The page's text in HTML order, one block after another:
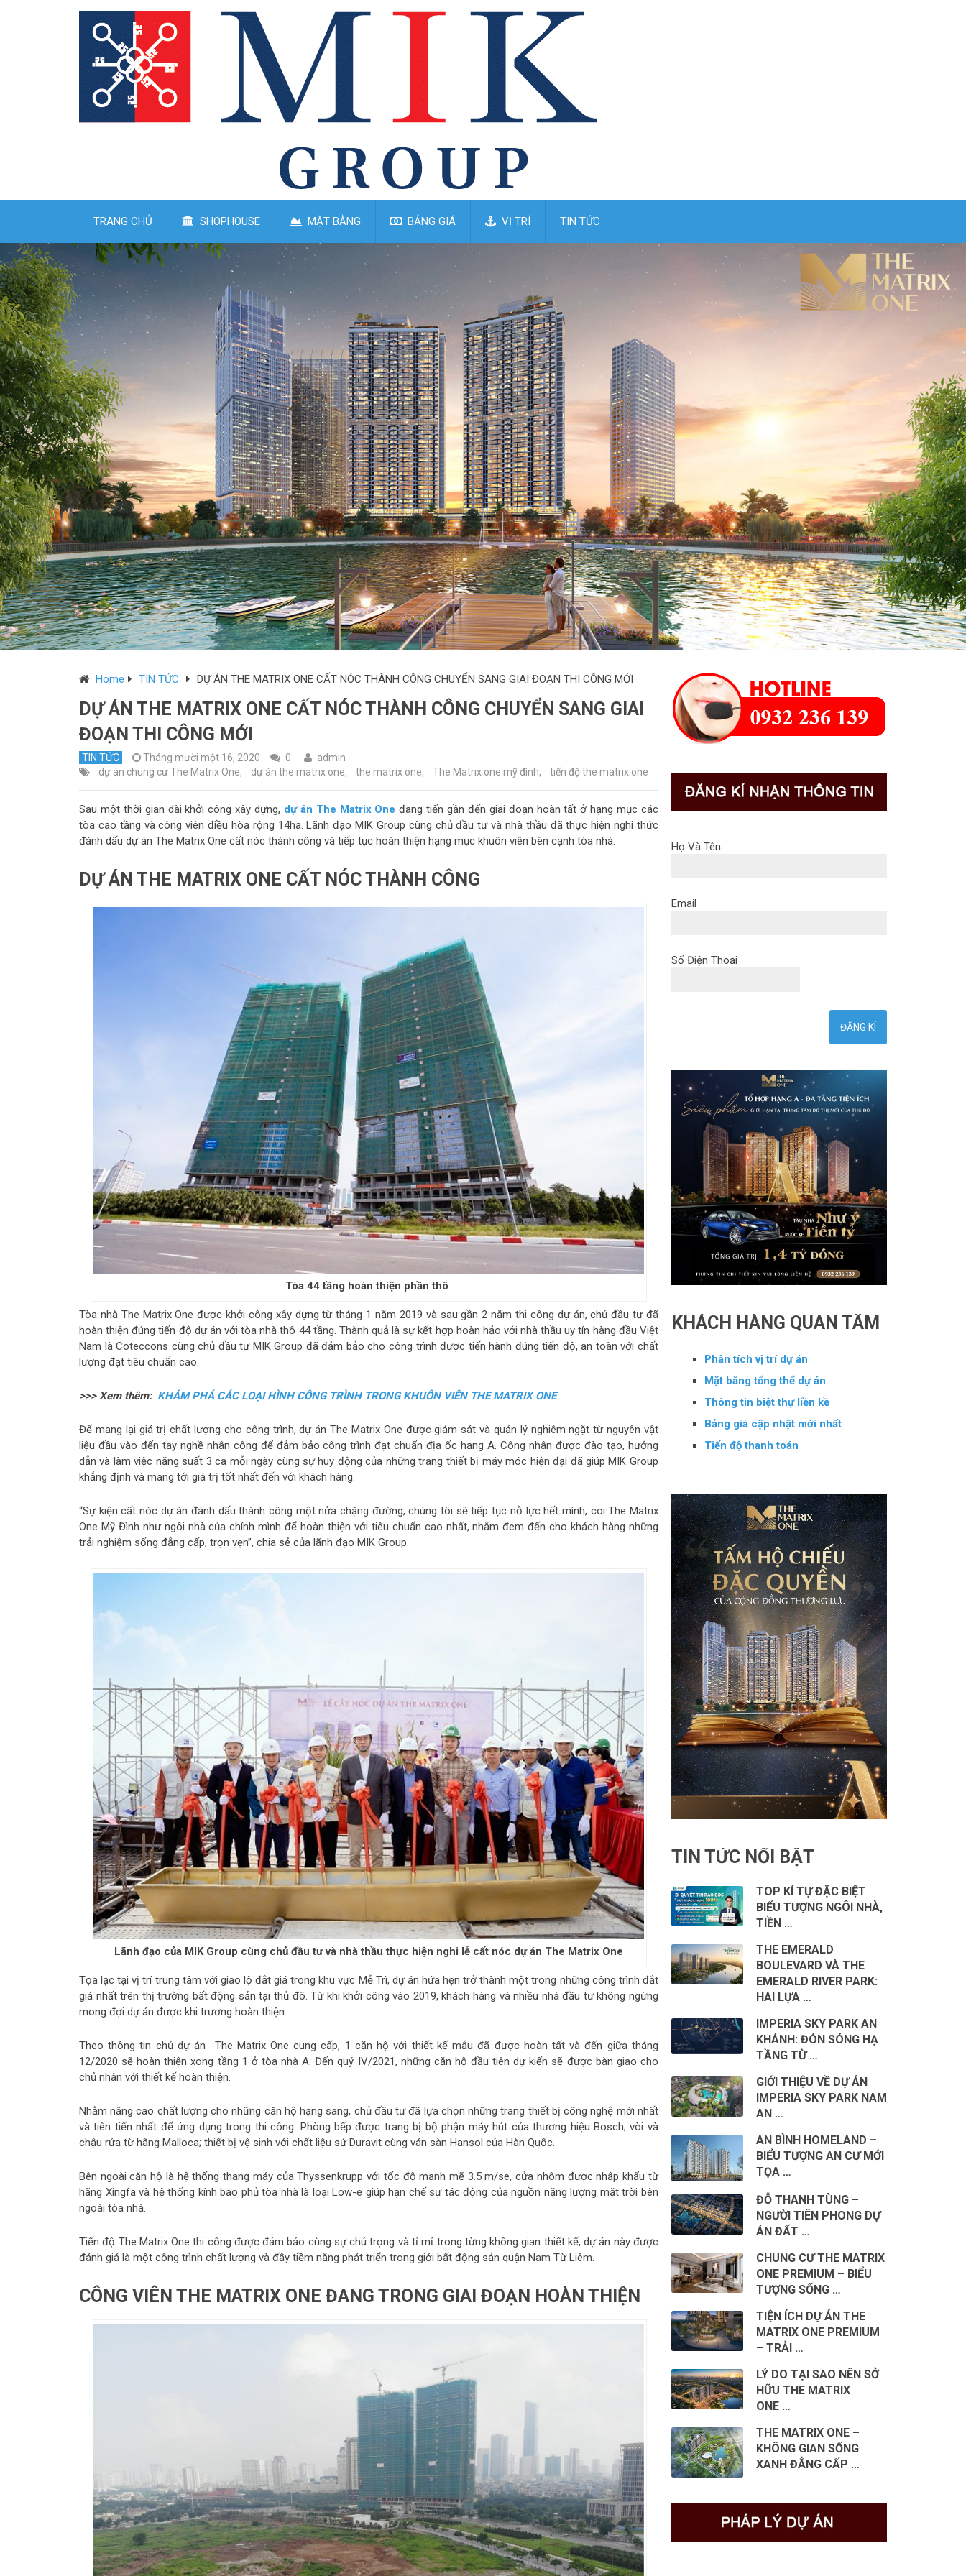
TRANG CHỦ SHOPHOUSE MẶT BẰNG BẢNG GIÁ VỊ TRÍ TIN TỨC
Home TIN TỨC DỰ ÁN THE MATRIX ONE CẤT NÓC THÀNH CÔNG CHUYỂN SANG GIAI ĐOẠN THI CÔNG MỚI
DỰ ÁN THE MATRIX ONE CẤT NÓC THÀNH CÔNG CHUYỂN SANG GIAI
ĐOẠN THI CÔNG MỚI
TIN TỨC Tháng mười một 16, 2020 0
admin
dự án chung cư The Matrix One, dự án the matrix one, the matrix one, The Matrix one mỹ đình, tiến độ the matrix one
Sau một thời gian dài khởi công xây dựng, dự án The Matrix One đang tiến gần đến giai đoạn hoàn tất ở hạng mục các
tòa cao tầng và công viên điều hòa rộng 14ha. Lãnh đạo MIK Group cùng chủ đầu tư và nhà thầu đã thực hiện nghi thức
đánh dấu dự án The Matrix One cất nóc thành công và tiếp tục hoàn thiện hạng mục khuôn viên bên cạnh tòa nhà.
DỰ ÁN THE MATRIX ONE CẤT NÓC THÀNH CÔNG
Tòa 44 tầng hoàn thiện phần thô
Tòa nhà The Matrix One được khởi công xây dựng từ tháng 1 năm 2019 và sau gần 2 năm thi công dự án, chủ đầu tư đã
hoàn thiện đúng tiến độ dự án với tòa nhà thô 44 tầng. Thành quả là sự kết hợp hoàn hảo với nhà thầu uy tín hàng đầu Việt
Nam là Coteccons cùng chủ đầu tư MIK Group đã đảm bảo cho công trình được tiến hành đúng tiến độ, an toàn với chất
lượng đạt tiêu chuẩn cao.
>>> Xem thêm: KHÁM PHÁ CÁC LOẠI HÌNH CÔNG TRÌNH TRONG KHUÔN VIÊN THE MATRIX ONE
Để mang lại giá trị chất lượng cho công trình, dự án The Matrix One được giám sát và quản lý nghiêm ngặt từ nguyên vật
liệu đầu vào đến tay nghề nhân công để đảm bảo công trình đạt chuẩn địa ốc hạng A. Công nhân được đào tạo, hướng
dẫn và làm việc năng suất 3 ca mỗi ngày cùng sự huy động của những trang thiết bị máy móc hiện đại đã giúp MIK Group
khẳng định và mang tới giá trị tốt nhất đến với khách hàng.
“Sự kiện cất nóc dự án đánh dấu thành công một nửa chặng đường, chúng tôi sẽ tiếp tục nỗ lực hết mình, coi The Matrix
One Mỹ Đình như ngôi nhà của chính mình để hoàn thiện với tiêu chuẩn cao nhất, nhằm đem đến cho khách hàng những
trải nghiệm sống đẳng cấp, trọn vẹn”, chia sẻ của lãnh đạo MIK Group.
Lãnh đạo của MIK Group cùng chủ đầu tư và nhà thầu thực hiện nghi lễ cất nóc dự án The Matrix One
Tọa lạc tại vị trí trung tâm với giao lộ đắt giá trong khu vực Mễ Trì, dự án hứa hẹn trở thành một trong những công trình đắt
giá nhất trên thị trường bất động sản tại thủ đô. Từ khi khởi công vào 2019, khách hàng và nhiều nhà đầu tư không ngừng
mong đợi dự án được khi trương hoàn thiện.
Theo thông tin chủ dự án The Matrix One cung cấp, 1 căn hộ với thiết kế mẫu đã được hoàn tất và đến giữa tháng
12/2020 sẽ hoàn thiện xong tầng 1 ở tòa nhà A. Đến quý IV/2021, những căn hộ đầu tiên dự kiến sẽ được bàn giao cho
chủ nhân với thiết kế hoàn thiện.
Nhằm nâng cao chất lượng cho những căn hộ hạng sang, chủ đầu tư đã lựa chọn những trang thiết bị công nghệ mới nhất
và tiên tiến nhất để ứng dụng trong thi công. Phòng bếp được trang bị bộ phận máy hút của thương hiệu Bosch; vòi và
chậu rửa từ hãng Malloca; thiết bị vệ sinh với chất liệu sứ Duravit cùng ván sàn Hansol của Hàn Quốc.
Bên ngoài căn hộ là hệ thống thang máy của Thyssenkrupp với tốc độ mạnh mẽ 3.5 m/se, cửa nhôm được nhập khẩu từ
hãng Xingfa và hệ thống kính bao phủ tòa nhà là loại Low-e giúp hạn chế sự tác động của nguồn năng lượng mặt trời bên
ngoài tòa nhà.
Tiến độ The Matrix One thi công được đảm bảo cùng sự chú trọng và tỉ mỉ trong từng không gian thiết kế, dự án này được
đánh giá là một công trình chất lượng và đầy tiềm năng phát triển trong giới bất động sản quận Nam Từ Liêm.
CÔNG VIÊN THE MATRIX ONE ĐANG TRONG GIAI ĐOẠN HOÀN THIỆN
Họ Và Tên
Email
Số Điện Thoại
KHÁCH HÀNG QUAN TÂM
Phân tích vị trí dự án
Mặt bằng tổng thể dự án
Thông tin biệt thự liền kề
Bảng giá cập nhật mới nhất
Tiến độ thanh toán
TIN TỨC NỔI BẬT
TOP KÍ TỰ ĐẶC BIỆT
BIỂU TƯỢNG NGÔI NHÀ,
TIỀN …
THE EMERALD
BOULEVARD VÀ THE
EMERALD RIVER PARK:
HAI LỰA …
IMPERIA SKY PARK AN
KHÁNH: ĐÓN SÓNG HẠ
TẦNG TỪ …
GIỚI THIỆU VỀ DỰ ÁN
IMPERIA SKY PARK NAM
AN …
AN BÌNH HOMELAND –
BIỂU TƯỢNG AN CƯ MỚI
TỌA …
ĐỖ THANH TÙNG –
NGƯỜI TIÊN PHONG DỰ
ÁN ĐẤT …
CHUNG CƯ THE MATRIX
ONE PREMIUM – BIỂU
TƯỢNG SỐNG …
TIỆN ÍCH DỰ ÁN THE
MATRIX ONE PREMIUM
– TRẢI …
LÝ DO TẠI SAO NÊN SỞ
HỮU THE MATRIX
ONE …
THE MATRIX ONE –
KHÔNG GIAN SỐNG
XANH ĐẲNG CẤP …